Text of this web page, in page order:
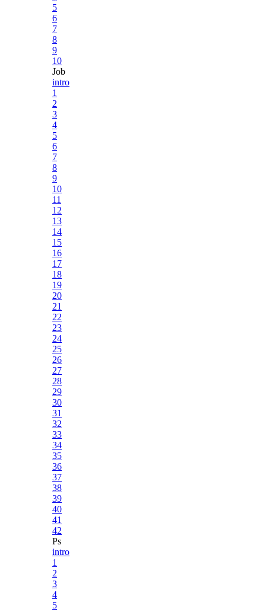
5
6
7
8
9
10
Job
intro
1
2
3
4
5
6
7
8
9
10
11
12
13
14
15
16
17
18
19
20
21
22
23
24
25
26
27
28
29
30
31
32
33
34
35
36
37
38
39
40
41
42
Ps
intro
1
2
3
4
5